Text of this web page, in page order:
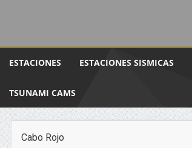
ESTACIONES ESTACIONES SISMICAS
TSUNAMI CAMS
Cabo Rojo